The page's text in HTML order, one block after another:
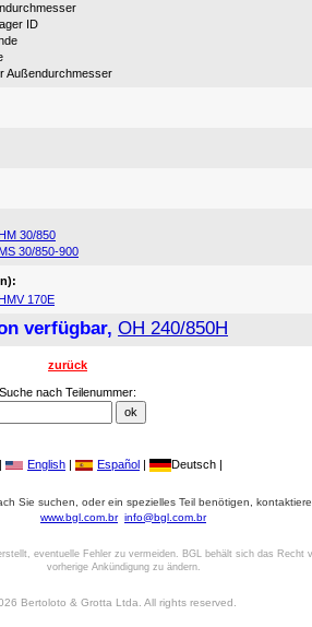
ID
Außendurchmesser
HM 30/850
MS 30/850-900
170E
verfügbar, OH 240/850H
zurück
Suche nach Teilenummer:
| English | Español | Deutsch |
Sie suchen, oder ein spezielles Teil benötigen,
www.bgl.com.br info@bgl.com.br
eventuelle Fehler zu vermeiden. BGL behält sich das Recht
vorherige Ankündigung zu ändern.
Bertoloto & Grotta Ltda. All rights reserved.